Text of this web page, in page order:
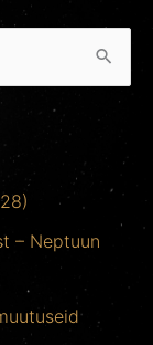
– Neptuun